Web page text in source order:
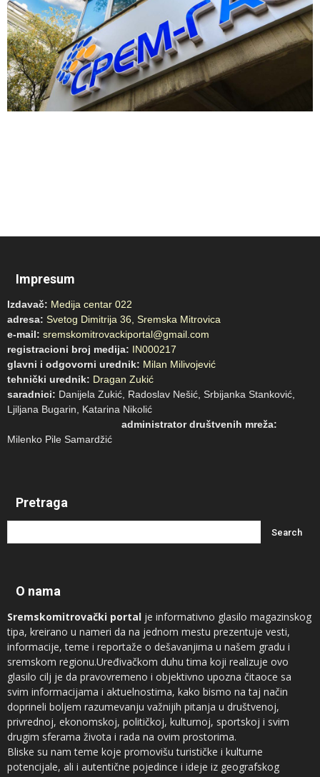
Impresum
Izdavač: Medija centar 022
adresa: Svetog Dimitrija 36, Sremska Mitrovica
e-mail: sremskomitrovackiportal@gmail.com
registracioni broj medija: IN000217
glavni i odgovorni urednik: Milan Milivojević
tehnički urednik: Dragan Zukić
saradnici: Danijela Zukić, Radoslav Nešić, Srbijanka Stanković,
Ljiljana Bugarin, Katarina Nikolić
administrator društvenih mreža:
Milenko Pile Samardžić
Pretraga
O nama
Sremskomitrovački portal je informativno glasilo magazinskog
tipa, kreirano u nameri da na jednom mestu prezentuje vesti,
informacije, teme i reportaže o dešavanjima u našem gradu i
sremskom regionu.Uređivačkom duhu tima koji realizuje ovo
glasilo cilj je da pravovremeno i objektivno upozna čitaoce sa
svim informacijama i aktuelnostima, kako bismo na taj način
doprineli boljem razumevanju važnijih pitanja u društvenoj,
privrednoj, ekonomskoj, političkoj, kulturnoj, sportskoj i svim
drugim sferama života i rada na ovim prostorima.
Bliske su nam teme koje promovišu turističke i kulturne
potencijale, ali i autentične pojedince i ideje iz geografskog